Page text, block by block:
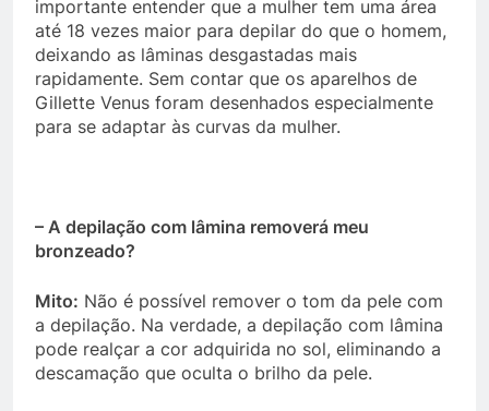
importante entender que a mulher tem uma área
até 18 vezes maior para depilar do que o homem,
deixando as lâminas desgastadas mais
rapidamente. Sem contar que os aparelhos de
Gillette Venus foram desenhados especialmente
para se adaptar às curvas da mulher.
– A depilação com lâmina removerá meu
bronzeado?
Mito: Não é possível remover o tom da pele com
a depilação. Na verdade, a depilação com lâmina
pode realçar a cor adquirida no sol, eliminando a
descamação que oculta o brilho da pele.